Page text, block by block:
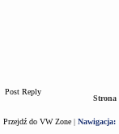
Post Reply
Strona
Przejdź do VW Zone | Nawigacja: